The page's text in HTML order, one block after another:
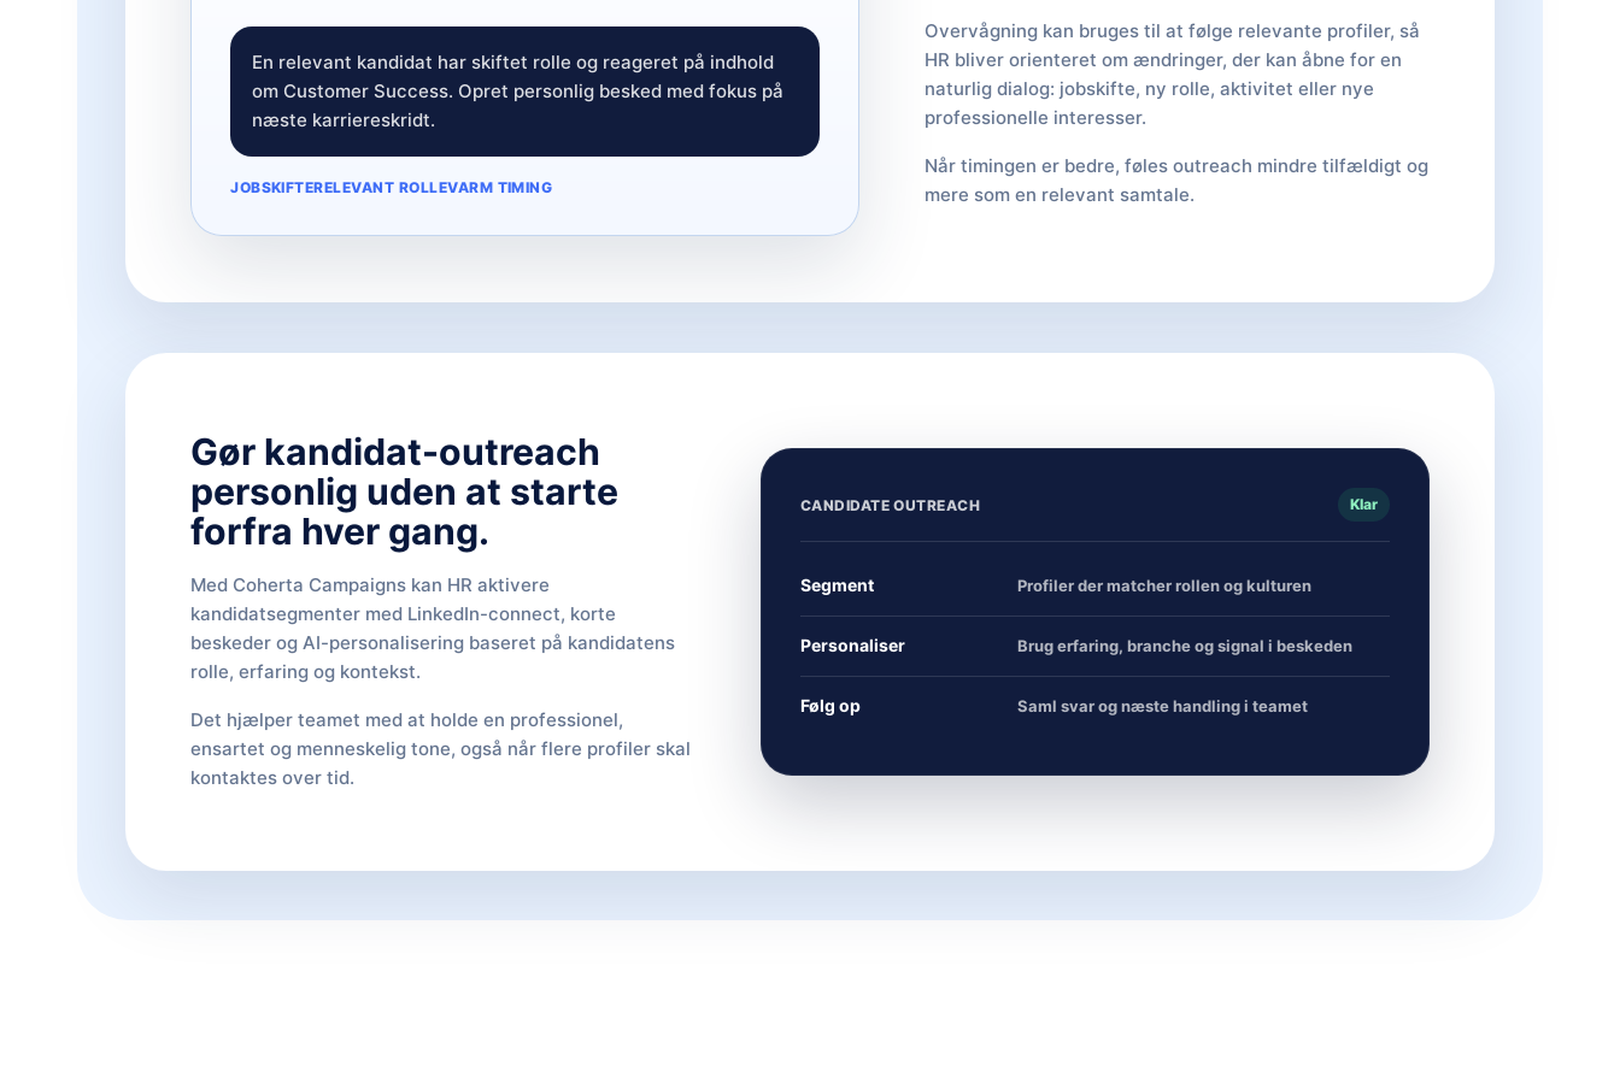
Overvågning kan bruges til at følge relevante profiler, så
HR bliver orienteret om ændringer, der kan åbne for en
naturlig dialog: jobskifte, ny rolle, aktivitet eller nye
professionelle interesser.
Når timingen er bedre, føles outreach mindre tilfældigt og
mere som en relevant samtale.
En relevant kandidat har skiftet rolle og reageret på indhold
om Customer Success. Opret personlig besked med fokus på
næste karriereskridt.
JOBSKIFTERELEVANT ROLLEVARM TIMING
Gør kandidat-outreach
personlig uden at starte
forfra hver gang.
Med Coherta Campaigns kan HR aktivere
kandidatsegmenter med LinkedIn-connect, korte
beskeder og AI-personalisering baseret på kandidatens
rolle, erfaring og kontekst.
Det hjælper teamet med at holde en professionel,
ensartet og menneskelig tone, også når flere profiler skal
kontaktes over tid.
CANDIDATE OUTREACH Klar
Segment Profiler der matcher rollen og kulturen
Personaliser Brug erfaring, branche og signal i beskeden
Følg op Saml svar og næste handling i teamet